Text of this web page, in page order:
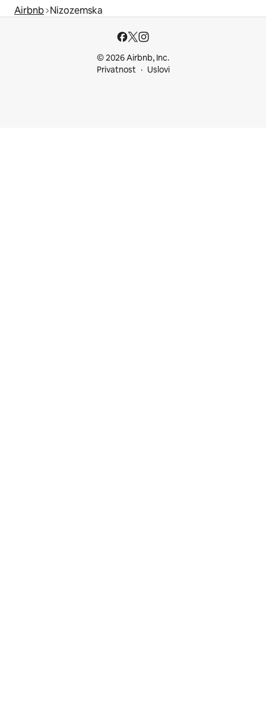
Airbnb Nizozemska
© 2026 Airbnb, Inc.
Privatnost
Uslovi